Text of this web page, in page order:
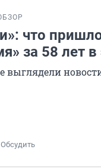
что
за 58 лет
выглядели
Обсудить